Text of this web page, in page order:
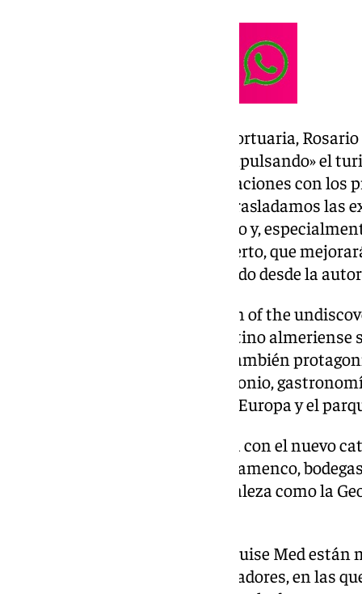
La presidenta de la Autoridad Portuaria,
esta feria bienal «para seguir impulsando» el
Almería, «intensificando las relaciones con los
navieras» del sector a los que «trasladamos
provincia como destino turístico y,
infraestructuras de nuestro puerto, que
proyectos que hemos emprendido desde la
La campaña ‘Almeria the charm of the
desconocido’–, con la que el destino
Europe 2023 en Hamburgo es también
destino «rico en cultura, patrimonio,
encuentra «el único desierto de Europa y el
Esta campaña se complementa con el nuevo
incluye rutas monumentales, flamenco,
escenarios de películas y naturaleza como la
Las dos jornadas de Seatrade Cruise Med
trabajo con navieras y touroperadores, en las